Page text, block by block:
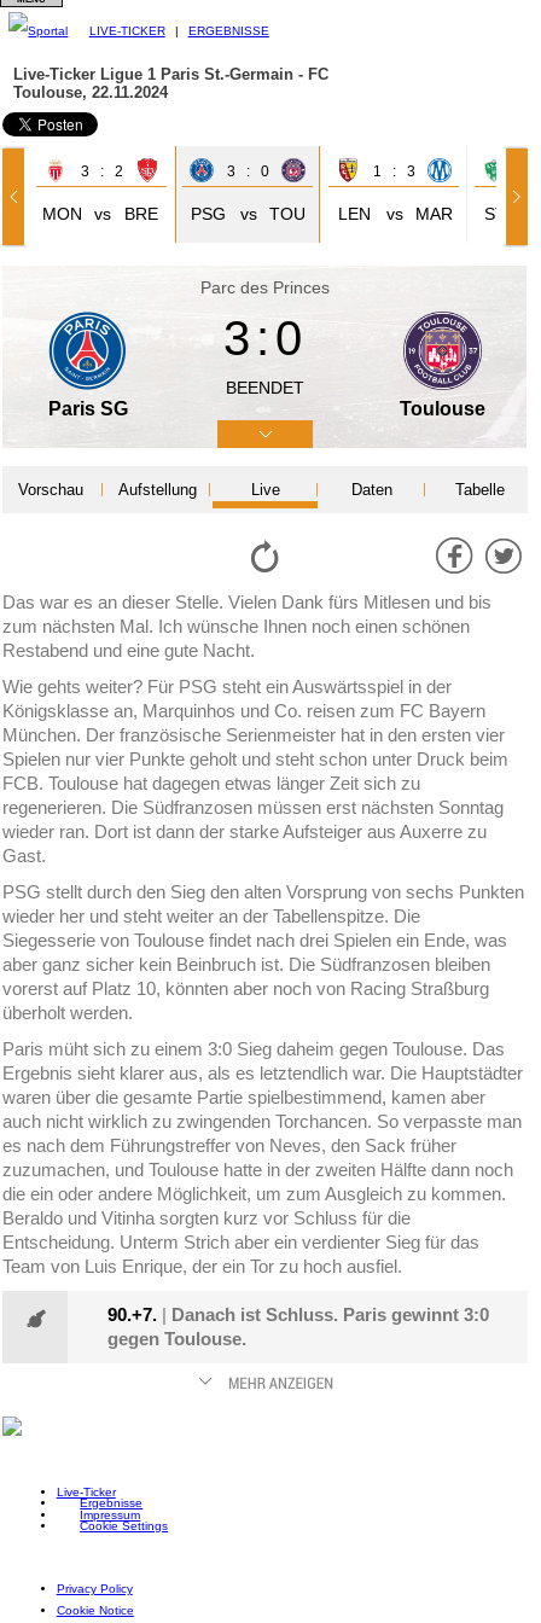
LIVE-TICKER | ERGEBNISSE
Live-Ticker Ligue 1 Paris St.-Germain - FC
Toulouse, 22.11.2024
3 : 2
MON vs BRE
3 : 0
PSG vs TOU
1 : 3
LEN vs MAR STE
Parc des Princes
Paris SG
3:0
BEENDET
Toulouse
Vorschau Aufstellung Live Daten Tabelle
Das war es an dieser Stelle. Vielen Dank fürs Mitlesen und bis
zum nächsten Mal. Ich wünsche Ihnen noch einen schönen
Restabend und eine gute Nacht.
Wie gehts weiter? Für PSG steht ein Auswärtsspiel in der
Königsklasse an, Marquinhos und Co. reisen zum FC Bayern
München. Der französische Serienmeister hat in den ersten vier
Spielen nur vier Punkte geholt und steht schon unter Druck beim
FCB. Toulouse hat dagegen etwas länger Zeit sich zu
regenerieren. Die Südfranzosen müssen erst nächsten Sonntag
wieder ran. Dort ist dann der starke Aufsteiger aus Auxerre zu
Gast.
PSG stellt durch den Sieg den alten Vorsprung von sechs Punkten
wieder her und steht weiter an der Tabellenspitze. Die
Siegesserie von Toulouse findet nach drei Spielen ein Ende, was
aber ganz sicher kein Beinbruch ist. Die Südfranzosen bleiben
vorerst auf Platz 10, könnten aber noch von Racing Straßburg
überholt werden.
Paris müht sich zu einem 3:0 Sieg daheim gegen Toulouse. Das
Ergebnis sieht klarer aus, als es letztendlich war. Die Hauptstädter
waren über die gesamte Partie spielbestimmend, kamen aber
auch nicht wirklich zu zwingenden Torchancen. So verpasste man
es nach dem Führungstreffer von Neves, den Sack früher
zuzumachen, und Toulouse hatte in der zweiten Hälfte dann noch
die ein oder andere Möglichkeit, um zum Ausgleich zu kommen.
Beraldo und Vitinha sorgten kurz vor Schluss für die
Entscheidung. Unterm Strich aber ein verdienter Sieg für das
Team von Luis Enrique, der ein Tor zu hoch ausfiel.
90.+7. | Danach ist Schluss. Paris gewinnt 3:0
gegen Toulouse.
Live-Ticker
Ergebnisse
Impressum
Cookie Settings
Privacy Policy
Cookie Notice